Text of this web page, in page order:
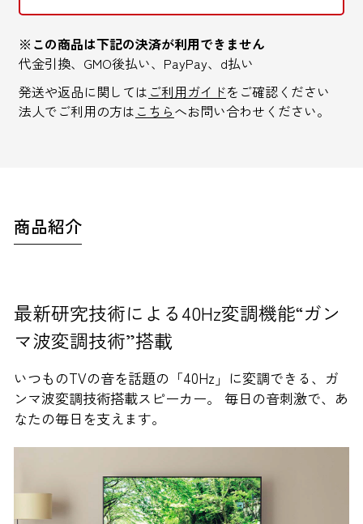
※この商品は下記の決済が利用できません
代金引換、GMO後払い、PayPay、d払い
発送や返品に関しては ご利用ガイドをご確認ください
法人でご利用の方は こちらへお問い合わせください。
商品紹介
最新研究技術による40Hz変調機能“ガン
マ波変調技術”搭載
いつものTVの音を話題の「40Hz」に変調できる、ガ
ンマ波変調技術搭載スピーカー。 毎日の音刺激で、あ
なたの毎日を支えます。